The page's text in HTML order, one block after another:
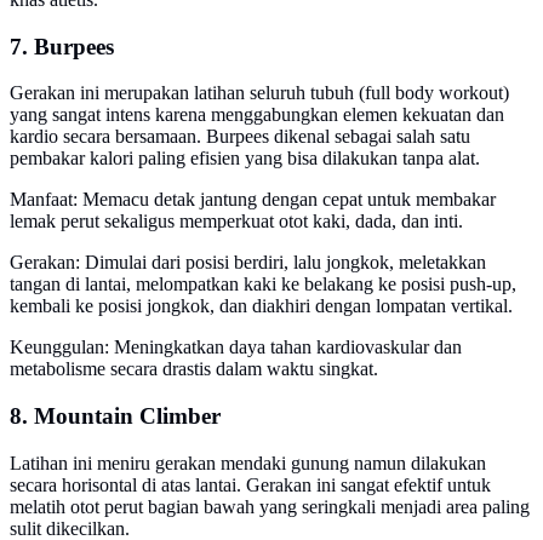
7. Burpees
Gerakan ini merupakan latihan seluruh tubuh (full body workout)
yang sangat intens karena menggabungkan elemen kekuatan dan
kardio secara bersamaan. Burpees dikenal sebagai salah satu
pembakar kalori paling efisien yang bisa dilakukan tanpa alat.
Manfaat: Memacu detak jantung dengan cepat untuk membakar
lemak perut sekaligus memperkuat otot kaki, dada, dan inti.
Gerakan: Dimulai dari posisi berdiri, lalu jongkok, meletakkan
tangan di lantai, melompatkan kaki ke belakang ke posisi push-up,
kembali ke posisi jongkok, dan diakhiri dengan lompatan vertikal.
Keunggulan: Meningkatkan daya tahan kardiovaskular dan
metabolisme secara drastis dalam waktu singkat.
8. Mountain Climber
Latihan ini meniru gerakan mendaki gunung namun dilakukan
secara horisontal di atas lantai. Gerakan ini sangat efektif untuk
melatih otot perut bagian bawah yang seringkali menjadi area paling
sulit dikecilkan.